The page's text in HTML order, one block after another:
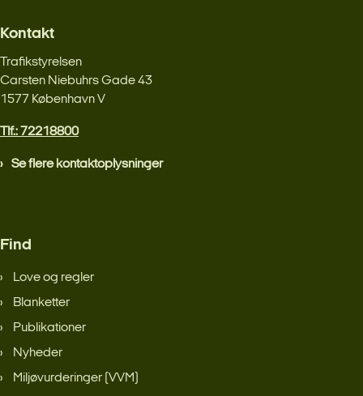
Kontakt
Trafikstyrelsen
Carsten Niebuhrs Gade 43
1577 København V
Tlf.: 72218800
Se flere kontaktoplysninger
Find
Love og regler
Blanketter
Publikationer
Nyheder
Miljøvurderinger (VVM)